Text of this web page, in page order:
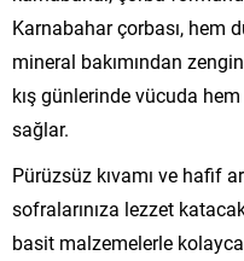
Karnabahar çorbası, hem
mineral bakımından
kış günlerinde vücuda
sağlar.
Pürüzsüz kıvamı ve hafif
sofralarınıza lezzet
basit malzemelerle